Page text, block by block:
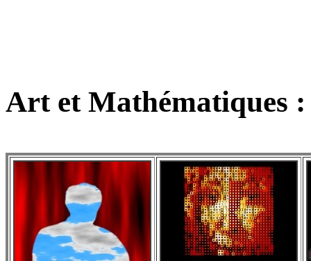
Art et Mathématiques :